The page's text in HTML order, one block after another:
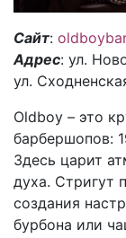
Сайт:
Адрес: ул.
ул.
Oldboy – это
барбершопов:
Здесь царит
духа. Стригут
создания
бурбона или